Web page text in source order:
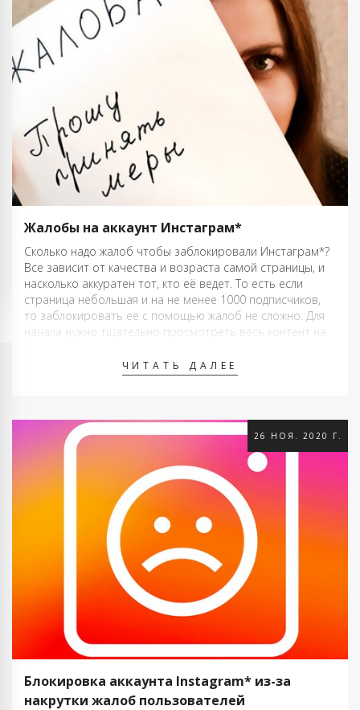
Жалобы на аккаунт Инстаграм*
Сколько надо жалоб чтобы заблокировали Инстаграм*?
Все зависит от качества и возраста самой страницы, и
насколько аккуратен тот, кто её ведет. То есть если
страница небольшая и на не менее 1000 подписчиков,
то заблокировать ее с помощью жалоб не сложно. Для
начала нужно тщательно просмотреть весь контент на
ЧИТАТЬ ДАЛЕЕ
26 НОЯ. 2020 Г.
Блокировка аккаунта Instagram* из-за
накрутки жалоб пользователей